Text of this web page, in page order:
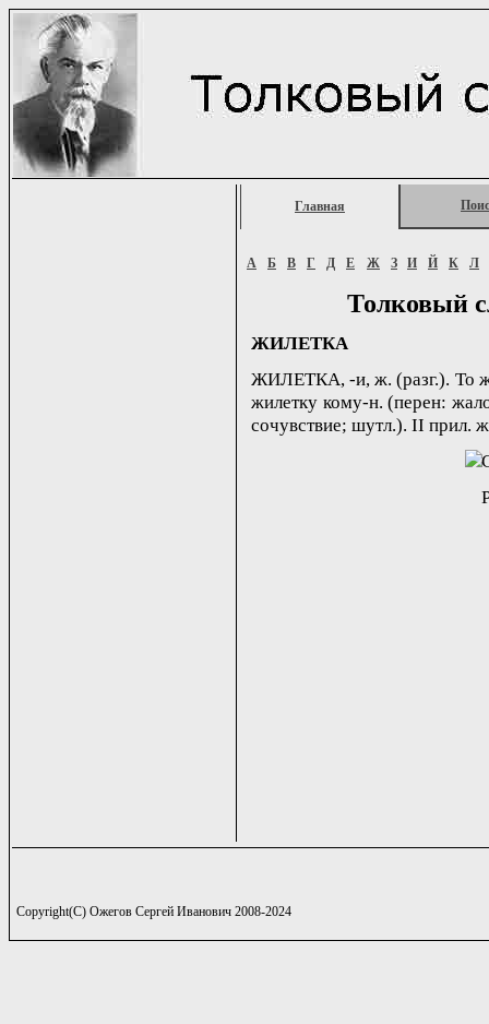
Главная
А Б В Г Д Е Ж З И Й К Л
Толковый
ЖИЛЕТКА
ЖИЛЕТКА, -и, ж. (разг.). То
жилетку кому-н. (перен:
сочувствие; шутл.). II прил.
Copyright(C) Ожегов Сергей Иванович 2008-2024